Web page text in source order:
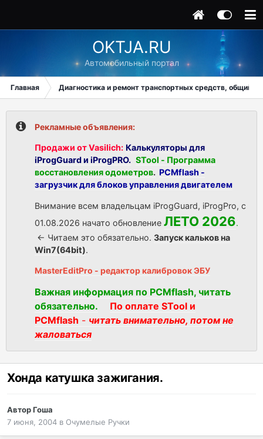
OKTJA.RU
Автомобильный портал
Главная Диагностика и ремонт транспортных средств, общий
Рекламные объявления:
Продажи от Vasilich: Калькуляторы для
iProgGuard и iProgPRO. STool - Программа
восстановления одометров. PCMflash -
загрузчик для блоков управления двигателем
Внимание всем владельцам iProgGuard, iProgPro, с
01.08.2026 начато обновление ЛЕТО 2026.
<- Читаем это обязательно. Запуск кальков на
Win7(64bit).
MasterEditPro - редактор калибровок ЭБУ
Важная информация по PCMflash, читать
обязательно.
По оплате STool и
PCMflash - читать внимательно, потом не
жаловаться
Хонда катушка зажигания.
АвторГоша
7 июня, 2004 в Очумелые Ручки